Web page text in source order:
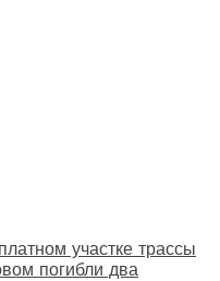
участке трассы
погибли два